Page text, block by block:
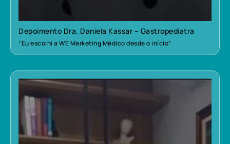
Depoimento Dra. Daniela Kassar – Gastropediatra
“Eu escolhi a WE Marketing Médico desde o início”